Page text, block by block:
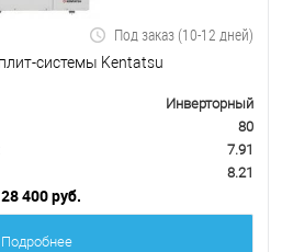
Под заказ (10-12 дней)
системы Kentatsu
Инверторный
80
7.91
8.21
400 руб.
Подробнее